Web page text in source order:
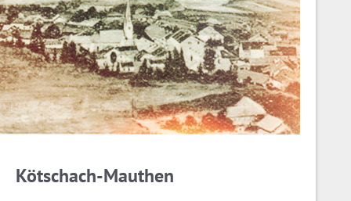
Kötschach-Mauthen